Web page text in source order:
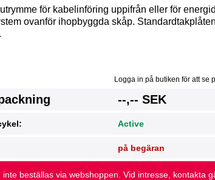
för kabelinföring uppifrån eller för
ovanför ihopbyggda skåp.
Logga in på butiken för att se
--,-- SEK
Active
på begäran
inte beställas via webshoppen. Vid intresse, kontakta